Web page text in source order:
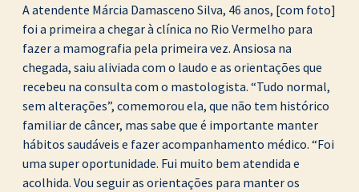
A atendente Márcia Damasceno Silva, 46 anos, [com foto]
foi a primeira a chegar à clínica no Rio Vermelho para
fazer a mamografia pela primeira vez. Ansiosa na
chegada, saiu aliviada com o laudo e as orientações que
recebeu na consulta com o mastologista. “Tudo normal,
sem alterações”, comemorou ela, que não tem histórico
familiar de câncer, mas sabe que é importante manter
hábitos saudáveis e fazer acompanhamento médico. “Foi
uma super oportunidade. Fui muito bem atendida e
acolhida. Vou seguir as orientações para manter os